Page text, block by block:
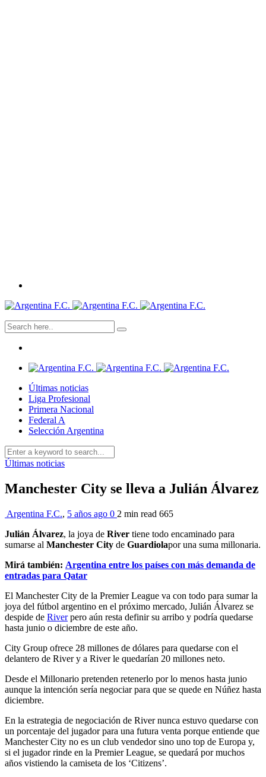
Últimas noticias
Liga Profesional
Primera Nacional
Federal A
Selección Argentina
Últimas noticias
Manchester City se lleva a Julián Álvarez
Argentina F.C., 5 años ago 0 2 min read 665
Julián Álvarez, la joya de River tiene todo encaminado para
sumarse al Manchester City de Guardiolapor una suma millonaria.
Mirá también: Argentina entre los países con más demanda de
entradas para Qatar
El Manchester City de la Premier League va con todo para sumar la
joya del fútbol argentino en el próximo mercado, Julián Álvarez se
despide de Riverpero aún resta definir su arribo y podría quedarse
hasta junio o diciembre de este año.
City Group ofrece 28 millones de dólares para quedarse con el
delantero de River y a River le quedarían 20 millones neto.
Desde el Millonario pretenden retenerlo por lo menos hasta junio
aunque la intención sería negociar para que se quede en Núñez hasta
diciembre.
En la estrategia de negociación de River nunca estuvo quedarse con
un porcentaje del jugador para una futura venta porque entiende que
Manchester City no es un club vendedor sino uno top de Europa y,
si el jugador rinde en la Premier League, se quedará por muchos
años vistiendo la camiseta de los ‘Citizens’.